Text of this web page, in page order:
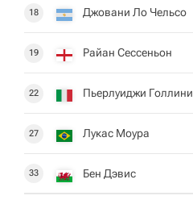
18 Джовани Ло Чельсо
19 Райан Сеcсеньон
22 Пьерлуиджи Голлини
27 Лукас Моура
33 Бен Дэвис